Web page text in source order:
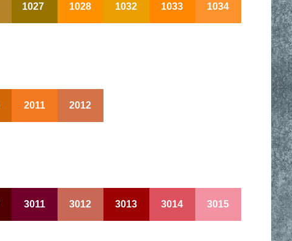
1027 1028 1032 1033 1034
2011 2012
3011 3012 3013 3014 3015